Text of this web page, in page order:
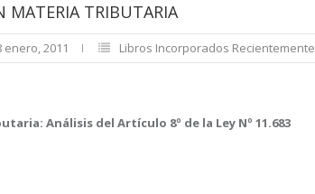
MATERIA TRIBUTARIA
enero, 2011 Libros Incorporados Recientemente
Análisis del Artículo 8º de la Ley Nº 11.683